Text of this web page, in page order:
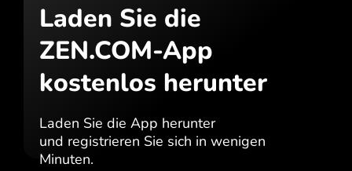
Laden Sie die
ZEN.COM-App
kostenlos herunter
Laden Sie die App herunter
und registrieren Sie sich in wenigen
Minuten.